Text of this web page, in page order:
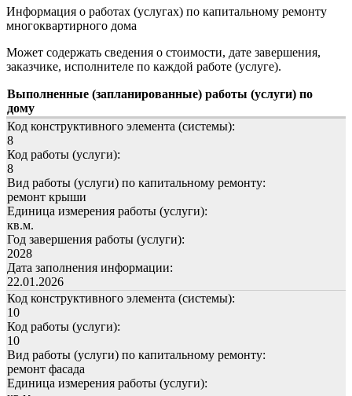
Информация о работах (услугах) по капитальному ремонту
многоквартирного дома
Может содержать сведения о стоимости, дате завершения,
заказчике, исполнителе по каждой работе (услуге).
Выполненные (запланированные) работы (услуги) по
дому
Код конструктивного элемента (системы):
8
Код работы (услуги):
8
Вид работы (услуги) по капитальному ремонту:
ремонт крыши
Единица измерения работы (услуги):
кв.м.
Год завершения работы (услуги):
2028
Дата заполнения информации:
22.01.2026
Код конструктивного элемента (системы):
10
Код работы (услуги):
10
Вид работы (услуги) по капитальному ремонту:
ремонт фасада
Единица измерения работы (услуги):